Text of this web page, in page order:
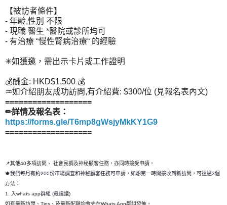
【被訪者條件】
- 年齡,性別 不限
- 現職 醫生 *醫院或診所均可
- 有治療 “慢性腎病治療“ 的經驗
✳如獲邀，需出示卡片或工作證明
💰酬金: HKD$1,500 💰
♒如介紹朋友成功訪問,有介紹費: $300/位 (見報名表內文)
===================
✏詳情及報名表：
https://forms.gle/T6mp8gWsjyMkKY1G9
===================
📌其他40多項訪問、 社會民調及神秘顧客任務，亦同時接受申請，
🍁我們每月有約200份市場調查和神秘顧客任務可申請，如想第一時間接收到新訪問，可透過3個
方法：
1. 入whats app群組 (最建議)
如有最新訪問、Tips、及最新配額均會先在Whats App群組發佈，